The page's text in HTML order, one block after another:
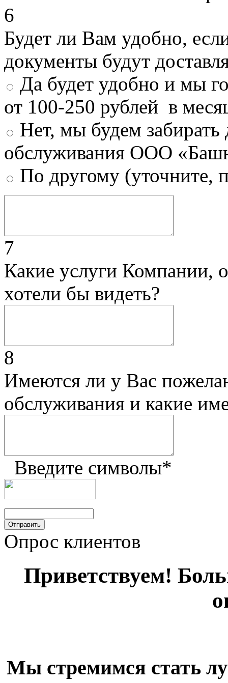
6
Будет ли Вам удобно,
документы будут
Да будет удобно и мы
от 100-250 рублей в
Нет, мы будем
обслуживания ООО
По другому (уточните,
7
Какие услуги Компании,
хотели бы видеть?
8
Имеются ли у Вас
обслуживания и какие
Введите символы*
Опрос клиентов
Приветствуем!
Мы стремимся стать